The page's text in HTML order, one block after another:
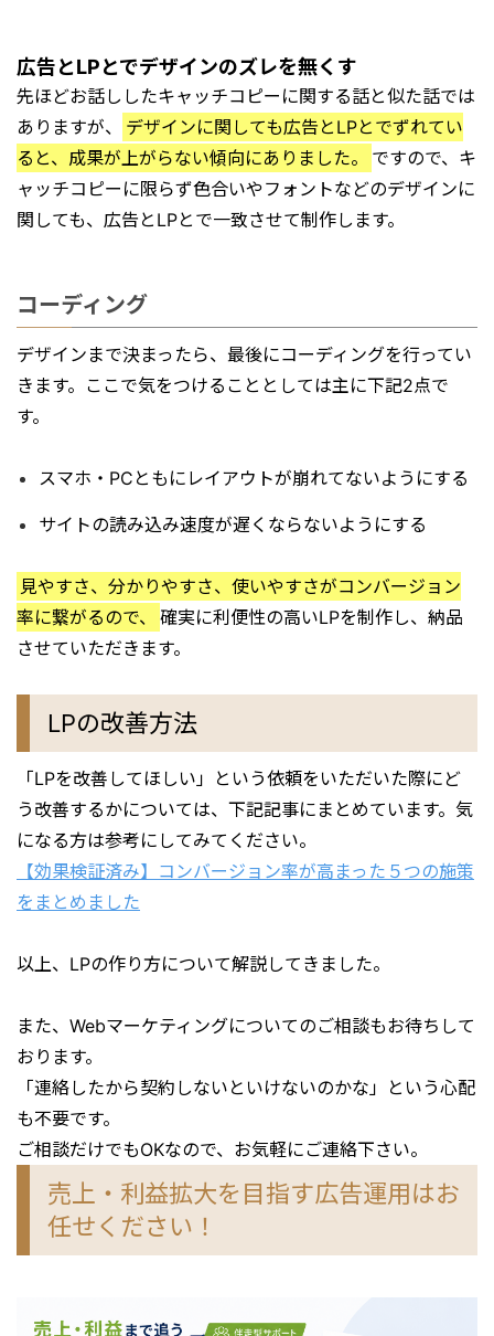
広告とLPとでデザインのズレを無くす
先ほどお話ししたキャッチコピーに関する話と似た話では
ありますが、
デザインに関しても広告とLPとでずれてい
ると、成果が上がらない傾向にありました。
ですので、キ
ャッチコピーに限らず色合いやフォントなどのデザインに
関しても、広告とLPとで一致させて制作します。
コーディング
デザインまで決まったら、最後にコーディングを行ってい
きます。ここで気をつけることとしては主に下記2点で
す。
スマホ・PCともにレイアウトが崩れてないようにする
サイトの読み込み速度が遅くならないようにする
見やすさ、分かりやすさ、使いやすさがコンバージョン
率に繋がるので、
確実に利便性の高いLPを制作し、納品
させていただきます。
LPの改善方法
「LPを改善してほしい」という依頼をいただいた際にど
う改善するかについては、下記記事にまとめています。気
になる方は参考にしてみてください。
【効果検証済み】コンバージョン率が高まった５つの施策
をまとめました
以上、LPの作り方について解説してきました。
また、Webマーケティングについてのご相談もお待ちして
おります。
「連絡したから契約しないといけないのかな」という心配
も不要です。
ご相談だけでもOKなので、お気軽にご連絡下さい。
売上・利益拡大を目指す広告運用はお
任せください！